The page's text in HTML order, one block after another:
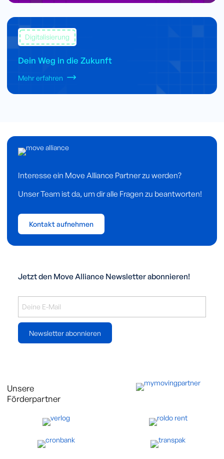
Digitalisierung
Dein Weg in die Zukunft
Mehr erfahren
Interesse ein Move Alliance Partner zu werden?
Unser Team ist da, um dir alle Fragen zu beantworten!
Kontakt aufnehmen
Jetzt den Move Alliance Newsletter abonnieren!
Newsletter abonnieren
Unsere
Förderpartner